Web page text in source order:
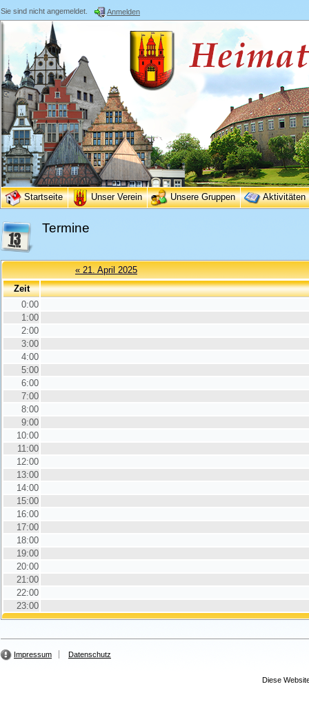
Sie sind nicht angemeldet. Anmelden
Startseite Unser Verein Unsere Gruppen Aktivitäten
Termine
« 21. April 2025
Zeit
0:00
1:00
2:00
3:00
4:00
5:00
6:00
7:00
8:00
9:00
10:00
11:00
12:00
13:00
14:00
15:00
16:00
17:00
18:00
19:00
20:00
21:00
22:00
23:00
Impressum Datenschutz
Diese